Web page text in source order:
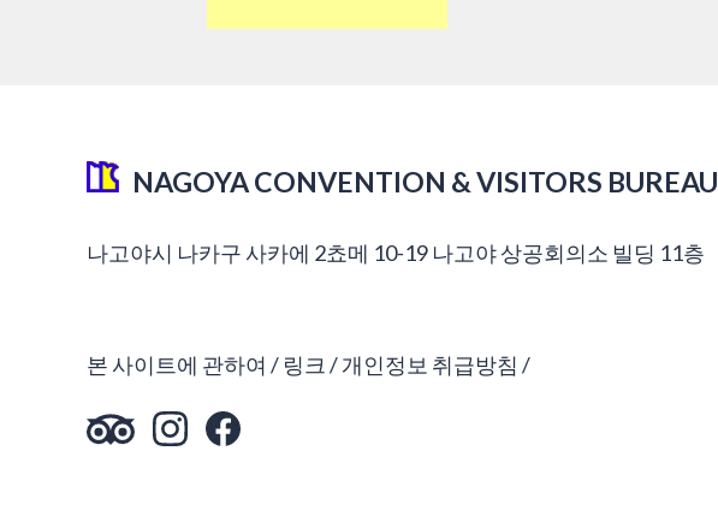
NAGOYA CONVENTION & VISITORS BUREAU
나고야시 나카구 사카에 2쵸메 10-19 나고야 상공회의소 빌딩 11층
본 사이트에 관하여 링크 개인정보 취급방침